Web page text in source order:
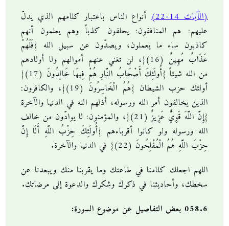
(الآيات 14-22)
أنواع الناس باعتبار كلامهم الذي يدلّ
عليهم: هم المنافقون: يحلفون كذباً وهم يعلمون أنهم
كاذبون ساء ما يعملون، ويصدّون عن سبيل الله {فَلَهُمْ
عَذَابٌ مُهِينٌ (16)}، لن تغني عنهم أموالهم ولا أولادهم
من الله شيئاً {أُولَئِكَ أَصْحَابُ النَّارِ هُمْ فِيهَا خَالِدُونَ (17)}
أولئك حزب الشيطان {هُمُ الْخَاسِرُونَ (19)}، والكافرون:
الذين يخالفون أمر الله ورسوله، أذلهم الله في الدنيا والآخرة
{إِنَّ اللَّهَ قَوِيٌّ عَزِيزٌ (21)}، والمؤمنون: لا يوادّون من خالف
الله ورسوله ولو كانوا أقرباءهم {أُولَئِكَ حِزْبُ اللَّهِ أَلَا إِنَّ
حِزْبَ اللَّهِ هُمُ الْمُفْلِحُونَ (22)} في الدنيا والآخرة.
اللهم اجعلك كلامنا في طاعتك وما يقربنا منك ويبعدنا عن
سخطك، وأحاديثنا في ذكرك وشكرك والدعوة إلى مرضاتك.
058.6 بعض التفاصيل عن موضوع السورة: